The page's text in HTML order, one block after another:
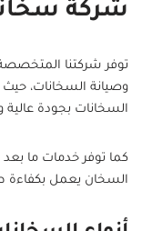
شركة
توفر شركتنا
وصيانة السخانات،
السخانات بجودة عالية
كما توفر خدمات ما بعد
السخان يعمل بكفاءة